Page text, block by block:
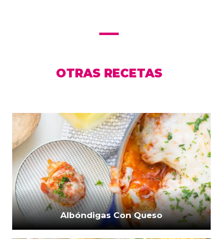
OTRAS RECETAS
Albóndigas Con Queso